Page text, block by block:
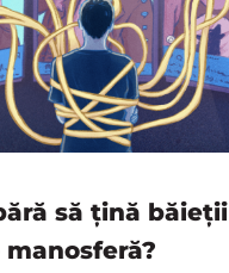
să țină băieții